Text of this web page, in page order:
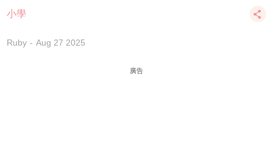
小學
Ruby Aug 27 2025
廣告